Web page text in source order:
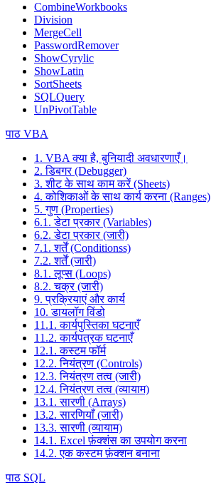
CombineWorkbooks
Division
MergeCell
PasswordRemover
ShowCyrylic
ShowLatin
SortSheets
SQLQuery
UnPivotTable
पाठ VBA
1. VBA क्या है, बुनियादी अवधारणाएँ।
2. डिबगर (Debugger)
3. शीट के साथ काम करें (Sheets)
4. कोशिकाओं के साथ कार्य करना (Ranges)
5. गुण (Properties)
6.1. डेटा प्रकार (Variables)
6.2. डेटा प्रकार (जारी)
7.1. शर्तें (Conditionss)
7.2. शर्तें (जारी)
8.1. लूप्स (Loops)
8.2. चक्र (जारी)
9. प्रक्रियाएं और कार्य
10. डायलॉग विंडो
11.1. कार्यपुस्तिका घटनाएँ
11.2. कार्यपत्रक घटनाएँ
12.1. कस्टम फॉर्म
12.2. नियंत्रण (Controls)
12.3. नियंत्रण तत्व (जारी)
12.4. नियंत्रण तत्व (व्यायाम)
13.1. सारणी (Arrays)
13.2. सारणियाँ (जारी)
13.3. सारणी (व्यायाम)
14.1. Excel फ़ंक्शंस का उपयोग करना
14.2. एक कस्टम फ़ंक्शन बनाना
पाठ SQL